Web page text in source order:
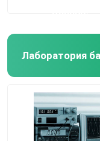
Лаборатория